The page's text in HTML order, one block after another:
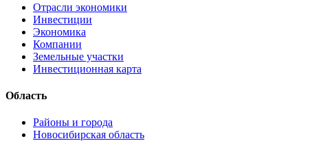
Отрасли экономики
Инвестиции
Экономика
Компании
Земельные участки
Инвестиционная карта
Область
Районы и города
Новосибирская область